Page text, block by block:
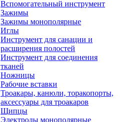
Вспомогательный инструмент
Зажимы
Зажимы монополярные
Иглы
Инструмент для санации и
расширения полостей
Инструмент для соединения
тканей
Ножницы
Рабочие вставки
Троакары, канюли, торакопорты,
аксессуары для троакаров
Щипцы
Электроды монополярные